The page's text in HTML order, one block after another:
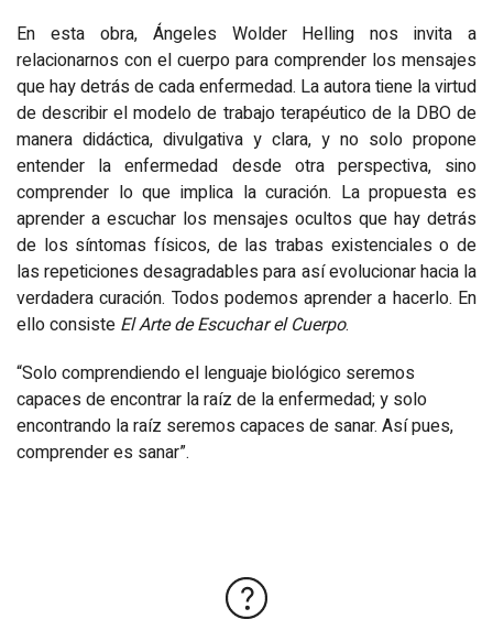
En esta obra, Ángeles Wolder Helling nos invita a
relacionarnos con el cuerpo para comprender los mensajes
que hay detrás de cada enfermedad. La autora tiene la virtud
de describir el modelo de trabajo terapéutico de la DBO de
manera didáctica, divulgativa y clara, y no solo propone
entender la enfermedad desde otra perspectiva, sino
comprender lo que implica la curación. La propuesta es
aprender a escuchar los mensajes ocultos que hay detrás
de los síntomas físicos, de las trabas existenciales o de
las repeticiones desagradables para así evolucionar hacia la
verdadera curación. Todos podemos aprender a hacerlo. En
ello consiste El Arte de Escuchar el Cuerpo.
“Solo comprendiendo el lenguaje biológico seremos
capaces de encontrar la raíz de la enfermedad; y solo
encontrando la raíz seremos capaces de sanar. Así pues,
comprender es sanar”.